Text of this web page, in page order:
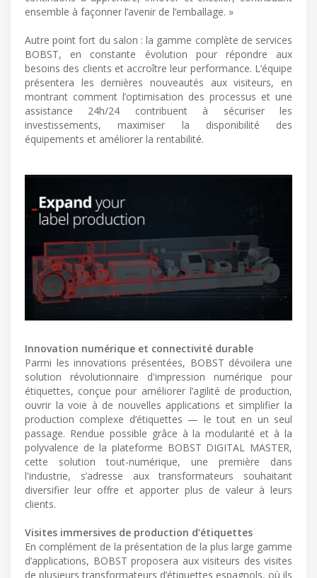
ensemble à façonner l’avenir de l’emballage. »
Autre point fort du salon : la gamme complète de services
BOBST, en constante évolution pour répondre aux
besoins des clients et accroître leur performance. L’équipe
présentera les dernières nouveautés aux visiteurs, en
montrant comment l’optimisation des processus et une
assistance 24h/24 contribuent à sécuriser les
investissements, maximiser la disponibilité des
équipements et améliorer la rentabilité.
Innovation numérique et connectivité durable
Parmi les innovations présentées, BOBST dévoilera une
solution révolutionnaire d'impression numérique pour
étiquettes, conçue pour améliorer l’agilité de production,
ouvrir la voie à de nouvelles applications et simplifier la
production complexe d’étiquettes — le tout en un seul
passage. Rendue possible grâce à la modularité et à la
polyvalence de la plateforme BOBST DIGITAL MASTER,
cette solution tout-numérique, une première dans
l'industrie, s’adresse aux transformateurs souhaitant
diversifier leur offre et apporter plus de valeur à leurs
clients.
Visites immersives de production d’étiquettes
En complément de la présentation de la plus large gamme
d’applications, BOBST proposera aux visiteurs des visites
de plusieurs transformateurs d’étiquettes espagnols, où ils